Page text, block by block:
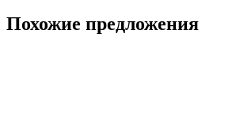
Похожие предложения